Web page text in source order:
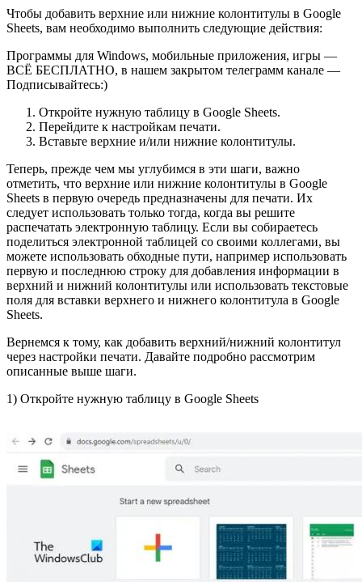
Чтобы добавить верхние или нижние колонтитулы в Google
Sheets, вам необходимо выполнить следующие действия:
Программы для Windows, мобильные приложения, игры —
ВСЁ БЕСПЛАТНО, в нашем закрытом телеграмм канале —
Подписывайтесь:)
Откройте нужную таблицу в Google Sheets.
Перейдите к настройкам печати.
Вставьте верхние и/или нижние колонтитулы.
Теперь, прежде чем мы углубимся в эти шаги, важно
отметить, что верхние или нижние колонтитулы в Google
Sheets в первую очередь предназначены для печати. Их
следует использовать только тогда, когда вы решите
распечатать электронную таблицу. Если вы собираетесь
поделиться электронной таблицей со своими коллегами, вы
можете использовать обходные пути, например использовать
первую и последнюю строку для добавления информации в
верхний и нижний колонтитулы или использовать текстовые
поля для вставки верхнего и нижнего колонтитула в Google
Sheets.
Вернемся к тому, как добавить верхний/нижний колонтитул
через настройки печати. ​​Давайте подробно рассмотрим
описанные выше шаги.
1) Откройте нужную таблицу в Google Sheets